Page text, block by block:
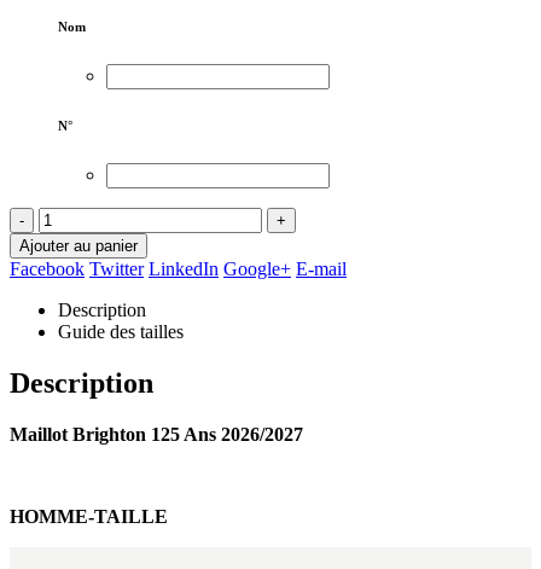
Nom
N°
-
+
Ajouter au panier
Facebook Twitter LinkedIn Google+ E-mail
Description
Guide des tailles
Description
Maillot Brighton 125 Ans 2026/2027
HOMME-TAILLE